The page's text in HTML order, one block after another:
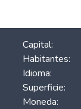
Capital:
Habitantes:
Idioma:
Superficie:
Moneda: